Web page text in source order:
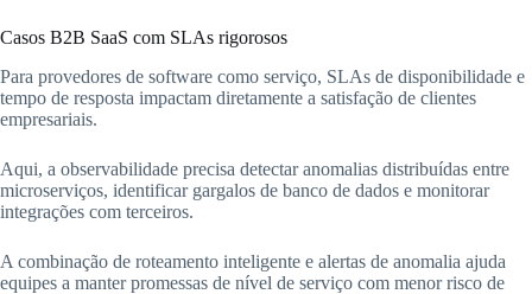
Casos B2B SaaS com SLAs rigorosos
Para provedores de software como serviço, SLAs de disponibilidade e
tempo de resposta impactam diretamente a satisfação de clientes
empresariais.
Aqui, a observabilidade precisa detectar anomalias distribuídas entre
microserviços, identificar gargalos de banco de dados e monitorar
integrações com terceiros.
A combinação de roteamento inteligente e alertas de anomalia ajuda
equipes a manter promessas de nível de serviço com menor risco de